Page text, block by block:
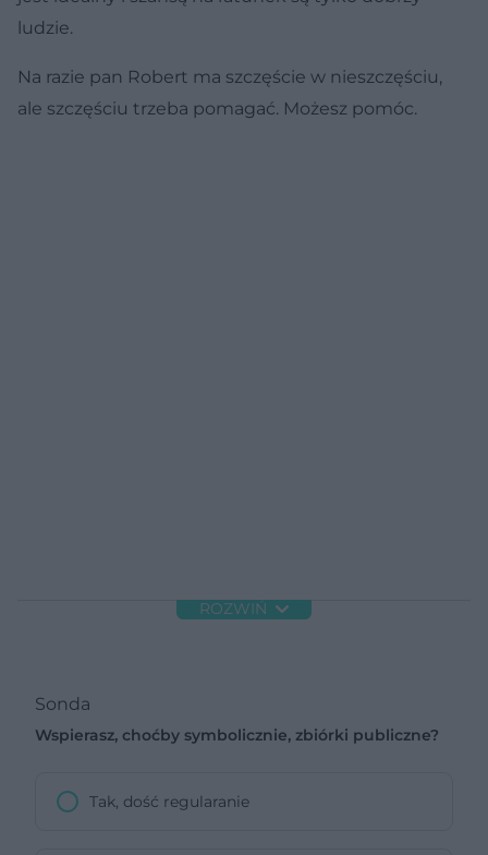
ludzie.
Na razie pan Robert ma szczęście w nieszczęściu,
ale szczęściu trzeba pomagać. Możesz pomóc.
ROZWIŃ
Sonda
Wspierasz, choćby symbolicznie, zbiórki publiczne?
Tak, dość regularanie